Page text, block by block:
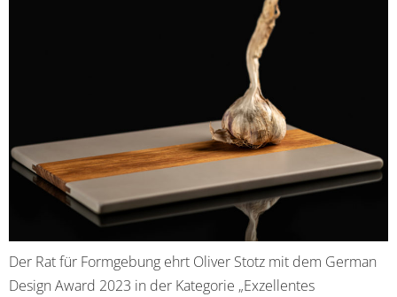
Der Rat für Formgebung ehrt Oliver Stotz mit dem German
Design Award 2023 in der Kategorie „Exzellentes